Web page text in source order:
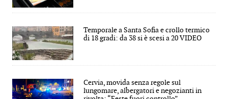
Temporale a Santa Sofia e crollo termico
di 18 gradi: da 38 si è scesi a 20 VIDEO
Cervia, movida senza regole sul
lungomare, albergatori e negozianti in